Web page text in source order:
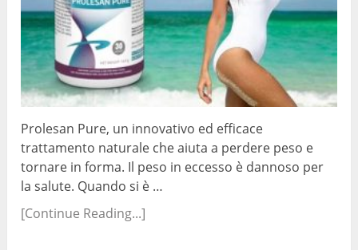
Prolesan Pure, un innovativo ed efficace
trattamento naturale che aiuta a perdere peso e
tornare in forma. Il peso in eccesso è dannoso per
la salute. Quando si è …
[Continue Reading...]